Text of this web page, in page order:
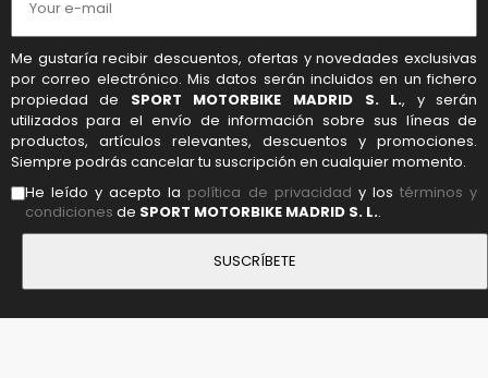
Me gustaría recibir descuentos, ofertas y novedades exclusivas
por correo electrónico. Mis datos serán incluidos en un fichero
propiedad de SPORT MOTORBIKE MADRID S. L., y serán
utilizados para el envío de información sobre sus líneas de
productos, artículos relevantes, descuentos y promociones.
Siempre podrás cancelar tu suscripción en cualquier momento.
He leído y acepto la política de privacidad y lostérminos y
condiciones de SPORT MOTORBIKE MADRID S. L..